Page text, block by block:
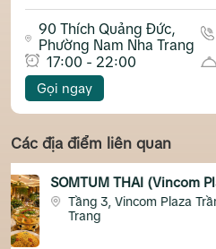
90 Thích Quảng Đức,
Phường Nam Nha Trang
17:00 - 22:00
Gọi ngay
Các địa điểm liên quan
Plaza Trần
Phú, Nha